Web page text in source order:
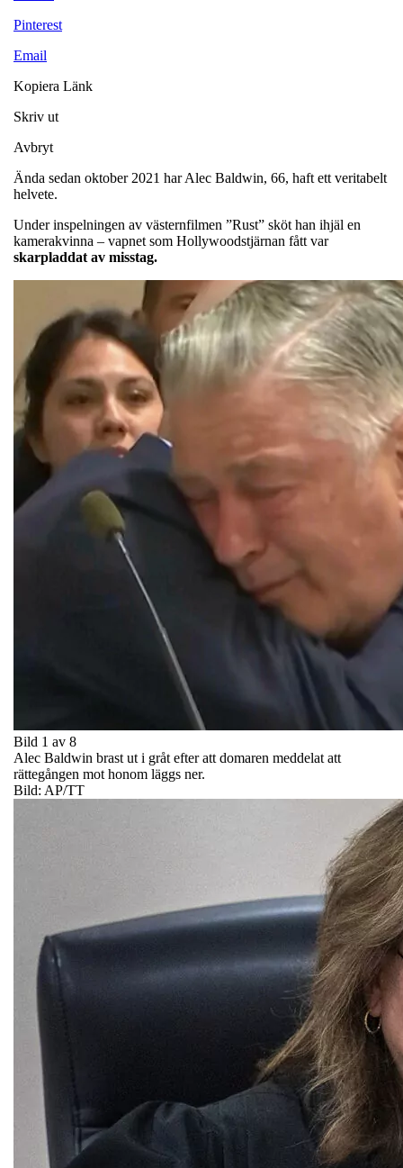
Pinterest
Email
Kopiera Länk
Skriv ut
Avbryt
Ända sedan oktober 2021 har Alec Baldwin, 66, haft ett veritabelt
helvete.
Under inspelningen av västernfilmen ”Rust” sköt han ihjäl en
kamerakvinna – vapnet som Hollywoodstjärnan fått var
skarpladdat av misstag.
Bild 1 av 8
Alec Baldwin brast ut i gråt efter att domaren meddelat att
rättegången mot honom läggs ner.
Bild: AP/TT